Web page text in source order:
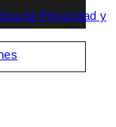
de Privacidad y